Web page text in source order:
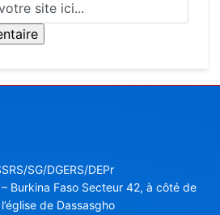
SG/DGERS/DEPr
Burkina Faso Secteur 42, à côté de
de Dassasgho